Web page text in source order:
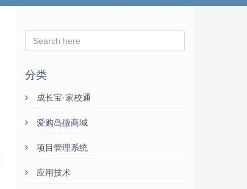
分类
成长宝·家校通
爱购岛微商城
项目管理系统
应用技术